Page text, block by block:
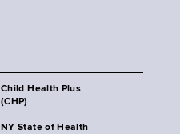
Child Health Plus
(CHP)
NY State of Health